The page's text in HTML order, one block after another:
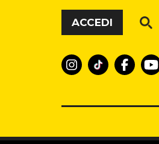
Vai al contenuto
ACCEDI